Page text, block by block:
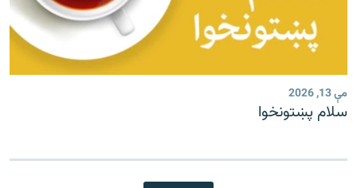
مې 13, 2026
سلام پښتونخوا